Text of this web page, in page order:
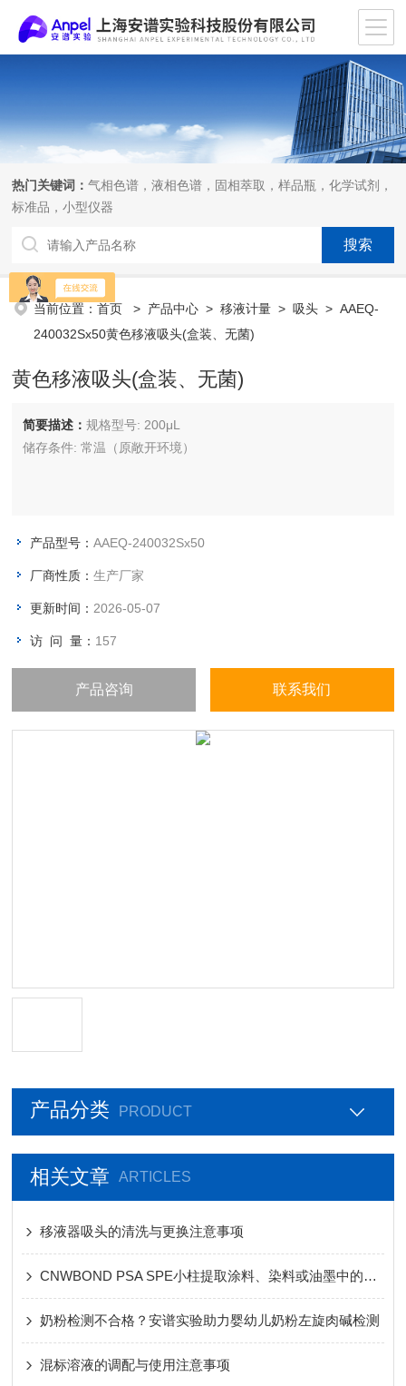
热门关键词：气相色谱，液相色谱，固相萃取，样品瓶，化学试剂，
标准品，小型仪器
当前位置：首页 > 产品中心 >移液计量 >吸头 > AAEQ-
240032Sx50黄色移液吸头(盒装、无菌)
黄色移液吸头(盒装、无菌)
简要描述：规格型号: 200μL
储存条件: 常温（原敞开环境）
产品型号：AAEQ-240032Sx50
厂商性质：生产厂家
更新时间： 2026-05-07
访 问 量： 157
产品咨询 联系我们
产品分类 PRODUCT
相关文章 ARTICLES
移液器吸头的清洗与更换注意事项
CNWBOND PSA SPE小柱提取涂料、染料或油墨中的多环芳烃
奶粉检测不合格？安谱实验助力婴幼儿奶粉左旋肉碱检测
混标溶液的调配与使用注意事项